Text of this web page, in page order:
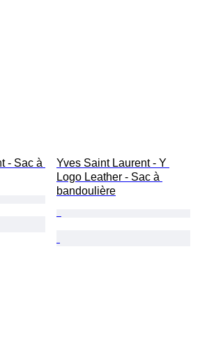
- Sac à
Yves Saint Laurent - Y
Logo Leather - Sac à
bandoulière